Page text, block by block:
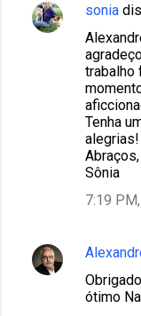
C
o
s
sonia
trabalho
Tenha
alegrias!
Abraços,
Sônia
7:19
ótimo